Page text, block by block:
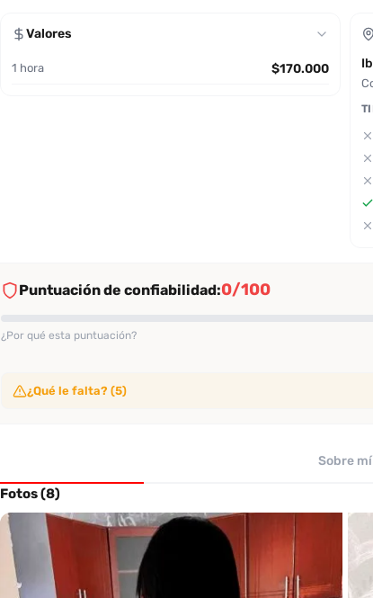
Valores
1 hora $170.000
Puntuación de confiabilidad:0/100
¿Por qué esta puntuación?
¿Qué le falta? (5)
Sin perfil verificado
Sin evaluación reciente
No tiene evaluaciones en los últimos 30 días
Sin tasa alta de recomendación
No alcanza el 70% de recomendación entre clientes
Sobre mí
Fotos (8)